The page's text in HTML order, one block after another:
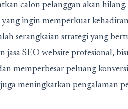
calon pelanggan akan
yang ingin memperkuat
serangkaian strategi yang
SEO website profesional,
memperbesar peluang
meningkatkan pengalaman